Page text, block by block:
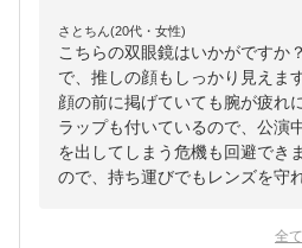
さとちん(20代・女性)
こちらの双眼鏡はいかがですか
で、推しの顔もしっかり見えま
顔の前に掲げていても腕が疲れ
ラップも付いているので、公演
を出してしまう危機も回避でき
ので、持ち運びでもレンズを守
全